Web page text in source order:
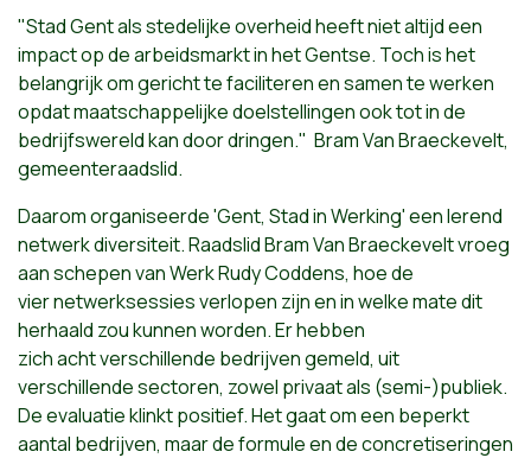
"Stad Gent als stedelijke overheid heeft niet altijd een
impact op de arbeidsmarkt in het Gentse. Toch is het
belangrijk om gericht te faciliteren en samen te werken
opdat maatschappelijke doelstellingen ook tot in de
bedrijfswereld kan door dringen." Bram Van Braeckevelt,
gemeenteraadslid.
Daarom organiseerde 'Gent, Stad in Werking' een lerend
netwerk diversiteit. Raadslid Bram Van Braeckevelt vroeg
aan schepen van Werk Rudy Coddens, hoe de
vier netwerksessies verlopen zijn en in welke mate dit
herhaald zou kunnen worden. Er hebben
zich acht verschillende bedrijven gemeld, uit
verschillende sectoren, zowel privaat als (semi-)publiek.
De evaluatie klinkt positief. Het gaat om een beperkt
aantal bedrijven, maar de formule en de concretiseringen